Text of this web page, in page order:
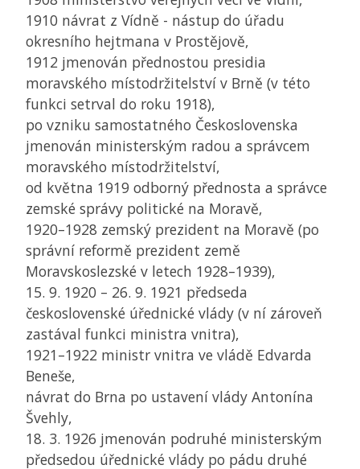
1910 návrat z Vídně - nástup do úřadu
okresního hejtmana v Prostějově,
1912 jmenován přednostou presidia
moravského místodržitelství v Brně (v této
funkci setrval do roku 1918),
po vzniku samostatného Československa
jmenován ministerským radou a správcem
moravského místodržitelství,
od května 1919 odborný přednosta a správce
zemské správy politické na Moravě,
1920–1928 zemský prezident na Moravě (po
správní reformě prezident země
Moravskoslezské v letech 1928–1939),
15. 9. 1920 – 26. 9. 1921 předseda
československé úřednické vlády (v ní zároveň
zastával funkci ministra vnitra),
1921–1922 ministr vnitra ve vládě Edvarda
Beneše,
návrat do Brna po ustavení vlády Antonína
Švehly,
18. 3. 1926 jmenován podruhé ministerským
předsedou úřednické vlády po pádu druhé